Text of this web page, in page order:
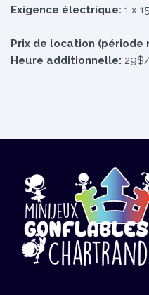
Exigence électrique: 1 x
Prix de location (période
Heure additionnelle: